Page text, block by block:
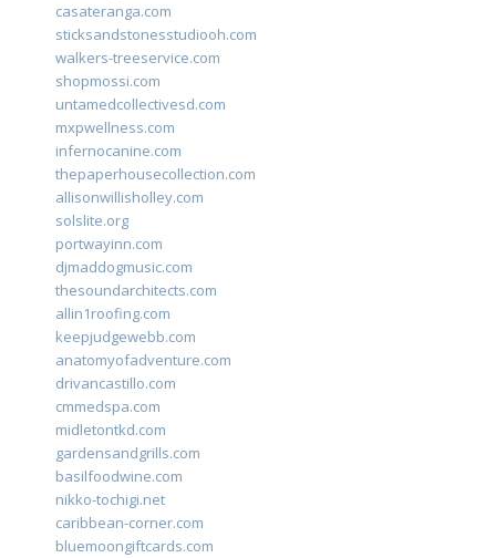
casateranga.com
sticksandstonesstudiooh.com
walkers-treeservice.com
shopmossi.com
untamedcollectivesd.com
mxpwellness.com
infernocanine.com
thepaperhousecollection.com
allisonwillisholley.com
solslite.org
portwayinn.com
djmaddogmusic.com
thesoundarchitects.com
allin1roofing.com
keepjudgewebb.com
anatomyofadventure.com
drivancastillo.com
cmmedspa.com
midletontkd.com
gardensandgrills.com
basilfoodwine.com
nikko-tochigi.net
caribbean-corner.com
bluemoongiftcards.com